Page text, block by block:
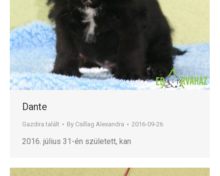
Dante
Gazdira talált By Csillag Alexandra 2016-09-26
2016. július 31-én született, kan